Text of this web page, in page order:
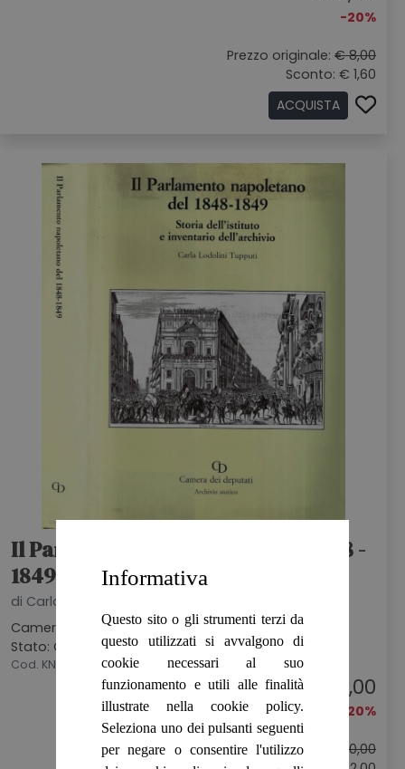
-20%
Prezzo originale: € 8,00
Sconto: € 1,60
ACQUISTA
Il Parlamento Napoletano Del 1848 -
1849
di Carla Lodolini Tupputi, a cura di
Camera Dei Deputati - Archivio Storico, 1992
Stato: OTTIMO
Cod. KNZ1072
€ 8,00
-20%
Prezzo originale:
€ 10,00
Informativa
Questo sito o gli strumenti terzi da
questo utilizzati si avvalgono di
cookie necessari al suo
funzionamento e utili alle finalità
illustrate nella cookie policy.
Seleziona uno dei pulsanti seguenti
per negare o consentire l'utilizzo